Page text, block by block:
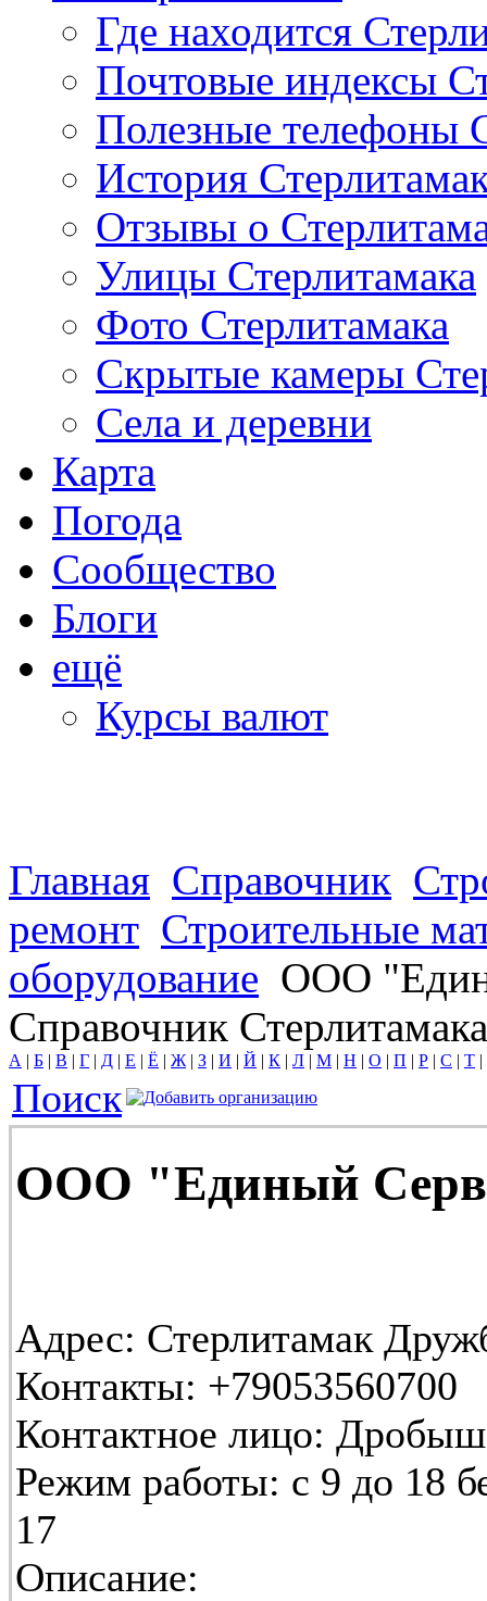
Где находится
Почтовые индексы
Полезные телефоны
История
Отзывы о
Улицы Стерлитамака
Фото Стерлитамака
Скрытые камеры
Села и деревни
Карта
Погода
Сообщество
Блоги
ещё
Курсы валют
Главная Справочник
ремонт Строительные
оборудование ООО
Справочник Стерлитамака
А | Б | В | Г | Д | Е | Ё | Ж | З | И | Й | К | Л | М | Н | О | П | Р | С | Т |
Поиск
ООО "Единый
Адрес: Стерлитамак
Контакты: +79053560700
Контактное лицо:
Режим работы: с 9 до 18
17
Описание: